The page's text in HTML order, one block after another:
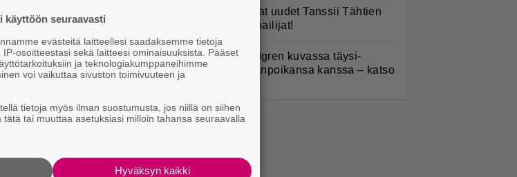
MTV: He ovat uudet Tanssii Tähtien
Kanssa -kilpailijat!
9. Helena Lindgren kuvassa täysi-
ikäisen pojanpoikansa kanssa – katso
käyttöön seuraavasti
evästeitä laitteellesi saadaksemme tietoja
osoitteestasi sekä laitteesi ominaisuuksista. Pääset
ja teknologiakumppaneihimme
voi vaikuttaa sivuston toimivuuteen ja
tietoja myös ilman suostumusta, jos niillä on siihen
tai muuttaa asetuksiasi milloin tahansa seuraavalla
Hyväksyn kaikki